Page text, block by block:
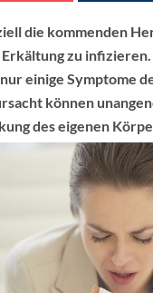
die kommenden
zu
einige Symptome
können
des eigenen